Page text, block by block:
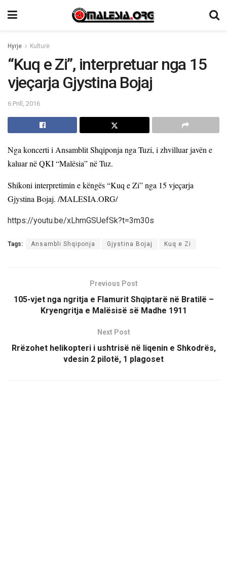
Hyrje Kulturë
“Kuq e Zi”, interpretuar nga 15
vjeçarja Gjystina Bojaj
6 Prill, 2016
Nga koncerti i Ansamblit Shqiponja nga Tuzi, i zhvilluar javën e
kaluar në QKI “Malësia” në Tuz.
Shikoni interpretimin e këngës “Kuq e Zi” nga 15 vjeçarja
Gjystina Bojaj. /MALESIA.ORG/
https://youtu.be/xLhmGSUefSk?t=3m30s
Tags: Ansambli Shqiponja Gjystina Bojaj Kuq e Zi
Previous Post
105-vjet nga ngritja e Flamurit Shqiptarë në Bratilë –
Kryengritja e Malësisë së Madhe 1911
Next Post
Rrëzohet helikopteri i ushtrisë në liqenin e Shkodrës,
vdesin 2 pilotë, 1 plagoset